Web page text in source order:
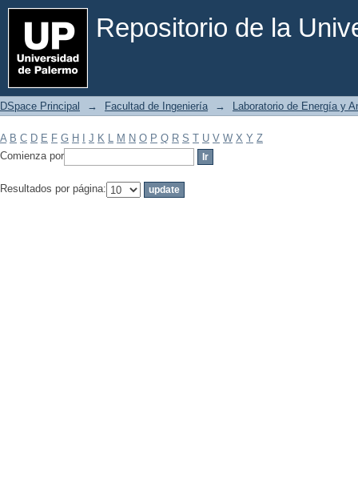
Repositorio de la
Filtrar por: Materia
DSpace Principal → Facultad de Ingeniería → Laboratorio de Energía y
A B C D E F G H J K L M N O P Q R S T U V W X Y Z
Comienza por
Resultados por página: